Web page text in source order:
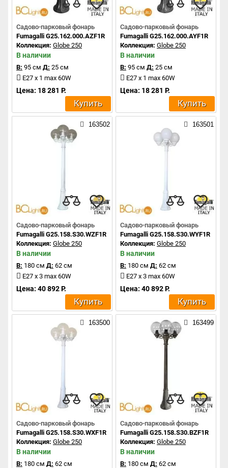
Садово-парковый фонарь
Fumagalli G25.162.000.AZF1R
Коллекция: Globe 250
В наличии
В: 95 см Д: 25 см
E27 x 1 max 60W
Цена: 18 281 Р.
Купить
Садово-парковый фонарь
Fumagalli G25.162.000.AYF1R
Коллекция: Globe 250
В наличии
В: 95 см Д: 25 см
E27 x 1 max 60W
Цена: 18 281 Р.
Купить
163502
Садово-парковый фонарь
Fumagalli G25.158.S30.WZF1R
Коллекция: Globe 250
В наличии
В: 180 см Д: 62 см
E27 x 3 max 60W
Цена: 40 892 Р.
Купить
163501
Садово-парковый фонарь
Fumagalli G25.158.S30.WYF1R
Коллекция: Globe 250
В наличии
В: 180 см Д: 62 см
E27 x 3 max 60W
Цена: 40 892 Р.
Купить
163500
Садово-парковый фонарь
Fumagalli G25.158.S30.WXF1R
Коллекция: Globe 250
В наличии
В: 180 см Д: 62 см
163499
Садово-парковый фонарь
Fumagalli G25.158.S30.BZF1R
Коллекция: Globe 250
В наличии
В: 180 см Д: 62 см